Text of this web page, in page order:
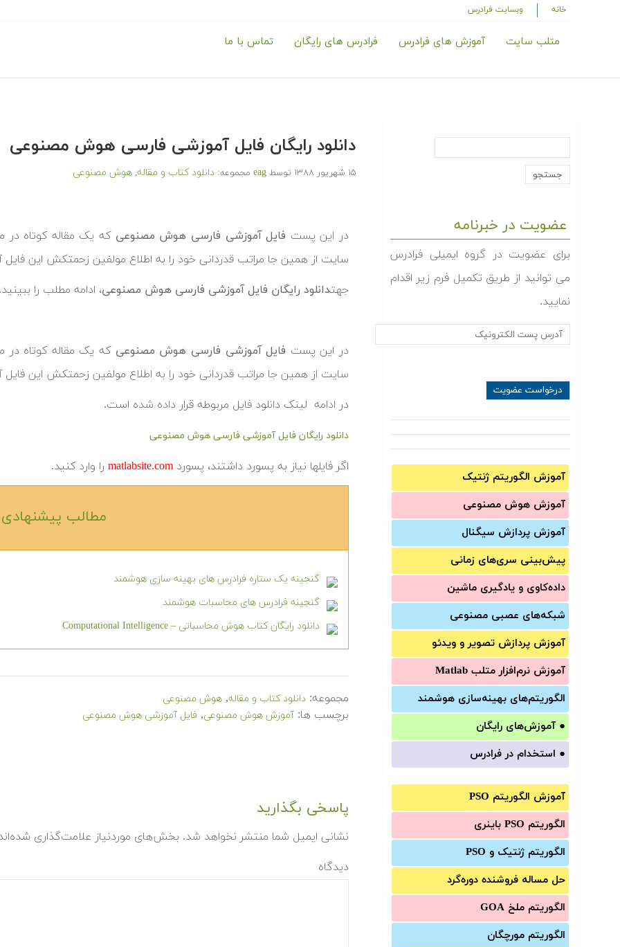
خانه وبسایت فرادرس
متلب سایت آموزش های فرادرس فرادرس های رایگان تماس با ما
عضویت در خبرنامه
برای عضویت در گروه ایمیلی فرادرس
می توانید از طریق تکمیل فرم زیر اقدام
نمایید.
آموزش الگوریتم ژنتیک
آموزش‌ هوش مصنوعی
آموزش‌ پردازش سیگنال
پیش‌‌بینی سری‌‌های زمانی
داده‌کاوی و یادگیری ماشین
شبکه‌های عصبی مصنوعی
آموزش‌ پردازش تصویر و ویدئو
آموزش‌ نرم‌افزار متلب Matlab
الگوریتم‌های بهینه‌سازی هوشمند
● آموزش‌های رایگان
● استخدام در فرادرس
آموزش الگوریتم PSO
الگوریتم PSO باینری
الگوریتم ژنتیک و PSO
حل مساله فروشنده دوره‌گرد
الگوریتم ملخ GOA
الگوریتم مورچگان
دانلود رایگان فایل آموزشی فارسی هوش مصنوعی
۱۵ شهریور ۱۳۸۸ توسط eag مجموعه: دانلود کتاب و مقاله, هوش مصنوعی
در این پست فایل آموزشی فارسی هوش مصنوعیکه یک مقاله کوتاه
سایت از همین جا مراتب قدردانی خود را به اطلاع مولفین زحمتکش این
جهتدانلود رایگان فایل آموزشی فارسی هوش مصنوعی، ادامه مطلب را
در این پست فایل آموزشی فارسی هوش مصنوعیکه یک مقاله کوتاه
سایت از همین جا مراتب قدردانی خود را به اطلاع مولفین زحمتکش این
در ادامه لینک دانلود فایل مربوطه قرار داده شده است.
دانلود رایگان فایل آموزشی فارسی هوش مصنوعی
اگر فایلها نیاز به پسورد داشتند، پسورد matlabsite.com را وارد کنید.
مطالب پیشنهادی‎
گنجینه یک ستاره فرادرس های بهینه سازی هوشمند
گنجینه فرادرس های محاسبات هوشمند
دانلود رایگان کتاب هوش محاسباتی – Computational Intelligence
مجموعه: دانلود کتاب و مقاله, هوش مصنوعی
برچسب ها: آموزش هوش مصنوعی, فایل آموزشی هوش مصنوعی
پاسخی بگذارید
نشانی ایمیل شما منتشر نخواهد شد. بخش‌های موردنیاز علامت‌گذاری
دیدگاه